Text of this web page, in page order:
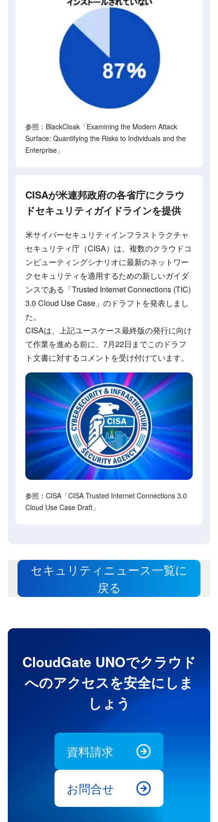
参照：BlackCloak「Examining the Modern Attack
Surface: Quantifying the Risks to Individuals and the
Enterprise」
CISAが米連邦政府の各省庁にクラウ
ドセキュリティガイドラインを提供
米サイバーセキュリティインフラストラクチャ
セキュリティ庁（CISA）は、複数のクラウドコ
ンピューティングシナリオに最新のネットワー
クセキュリティを適用するための新しいガイダ
ンスである「Trusted Internet Connections (TIC)
3.0 Cloud Use Case」のドラフトを発表しまし
た。
CISAは、上記ユースケース最終版の発行に向け
て作業を進める前に、7月22日までこのドラフ
ト文書に対するコメントを受け付けています。
参照：CISA「CISA Trusted Internet Connections 3.0
Cloud Use Case Draft」
セキュリティニュース一覧に
戻る
CloudGate UNOでクラウド
へのアクセスを安全にしま
しょう
資料請求
お問合せ